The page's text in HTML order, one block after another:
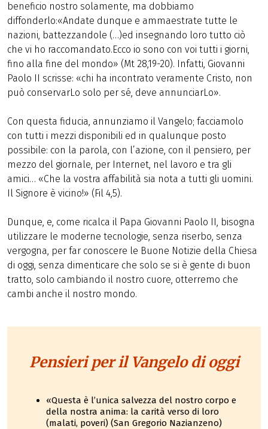
beneficio nostro solamente, ma dobbiamo
diffonderlo:«Andate dunque e ammaestrate tutte le
nazioni, battezzandole (…)ed insegnando loro tutto ciò
che vi ho raccomandato.Ecco io sono con voi tutti i giorni,
fino alla fine del mondo» (Mt 28,19-20). Infatti, Giovanni
Paolo II scrisse: «chi ha incontrato veramente Cristo, non
può conservarLo solo per sé, deve annunciarLo».
Con questa fiducia, annunziamo il Vangelo; facciamolo
con tutti i mezzi disponibili ed in qualunque posto
possibile: con la parola, con l’azione, con il pensiero, per
mezzo del giornale, per Internet, nel lavoro e tra gli
amici… «Che la vostra affabilità sia nota a tutti gli uomini.
Il Signore è vicino!» (Fil 4,5).
Dunque, e, come ricalca il Papa Giovanni Paolo II, bisogna
utilizzare le moderne tecnologie, senza riserbo, senza
vergogna, per far conoscere le Buone Notizie della Chiesa
di oggi, senza dimenticare che solo se si è gente di buon
tratto, solo cambiando il nostro cuore, otterremo che
cambi anche il nostro mondo.
Pensieri per il Vangelo di oggi
«Questa è l’unica salvezza del nostro corpo e
della nostra anima: la carità verso di loro
(malati, poveri) (San Gregorio Nazianzeno)